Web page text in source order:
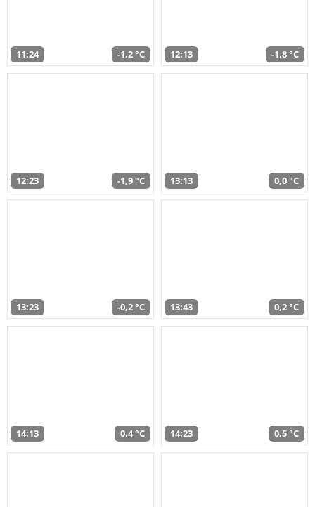
11:24 -1,2 °C 12:13 -1,8 °C
12:23 -1,9 °C 13:13 0,0 °C
13:23 -0,2 °C 13:43 0,2 °C
14:13 0,4 °C 14:23 0,5 °C